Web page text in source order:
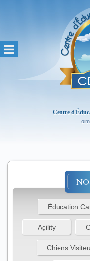
Centre
Éducation
Agility
Chiens